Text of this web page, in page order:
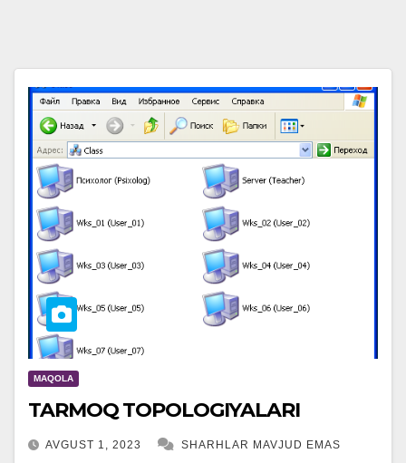
MAQOLA
TARMOQ TOPOLOGIYALARI
AVGUST 1, 2023 SHARHLAR MAVJUD EMAS